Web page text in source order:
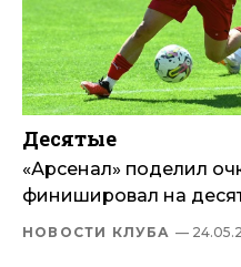
Десятые
«Арсенал» поделил
финишировал на
НОВОСТИ КЛУБА —